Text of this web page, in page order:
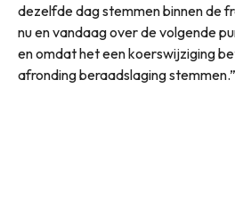
dezelfde dag stemmen binnen de
nu en vandaag over de volgende
en omdat het een koerswijziging
afronding beraadslaging stemmen.”